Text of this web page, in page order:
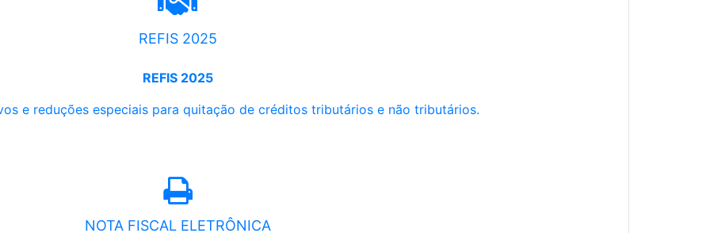
REFIS 2025
REFIS 2025
e reduções especiais para quitação de créditos tributários e não tributários.
NOTA FISCAL ELETRÔNICA